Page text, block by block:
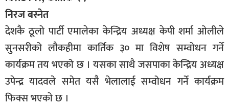
निरज बस्नेत
देशकै ठूलो पार्टी एमालेका केन्द्रिय अध्यक्ष केपी शर्मा ओलीले
सुनसरीको लौकहीमा कार्तिक ३० मा विशेष सम्वोधन गर्ने
कार्यक्रम तय भएको छ । यसका साथै जसपाका केन्द्रिय अध्यक्ष
उपेन्द्र यादवले समेत यसै भेलालाई सम्वोधन गर्ने कार्यक्रम
फिक्स भएको छ ।